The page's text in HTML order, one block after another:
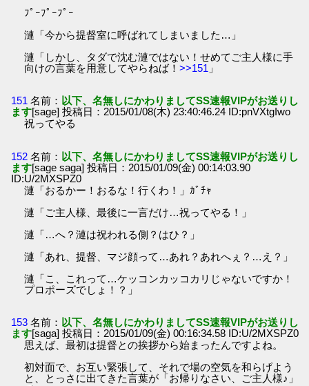
ﾌﾟｰﾌﾟｰﾌﾟｰ
漣「今から提督室に呼ばれてしまいました…」
漣「しかし、タダで沈む漣ではない！せめてご主人様に手
向けの言葉を用意してやらねば！>>151 」
151 名前： 以下、名無しにかわりましてSS速報VIPがお送りし
ます[sage] 投稿日：2015/01/08(木) 23:40:46.24 ID:pnVXtgIwo
祝ってやる
152 名前： 以下、名無しにかわりましてSS速報VIPがお送りし
ます[sage saga] 投稿日：2015/01/09(金) 00:14:03.90
ID:U/2MXSPZ0
漣「おるかー！おるな！行くわ！」ｶﾞﾁｬ
漣「ご主人様、最後に一言だけ…祝ってやる！」
漣「…へ？漣は祝われる側？はひ？」
漣「あれ、提督、マジ顔って…あれ？あれへぇ？…え？」
漣「こ、これって…ケッコンカッコカリじゃないですか！
プロポーズでしょ！？」
153 名前： 以下、名無しにかわりましてSS速報VIPがお送りし
ます[saga] 投稿日：2015/01/09(金) 00:16:34.58 ID:U/2MXSPZ0
思えば、最初は提督との挨拶から始まったんですよね。
初対面で、お互い緊張して、それで場の空気を和らげよう
と、とっさに出てきた言葉が「お帰りなさい、ご主人様♪」